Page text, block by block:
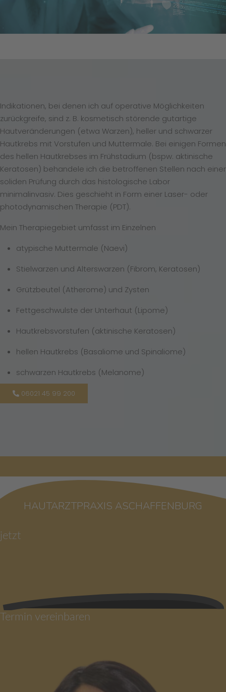
Indikationen, bei denen ich auf operative Möglichkeiten
zurückgreife, sind z. B. kosmetisch störende gutartige
Hautveränderungen (etwa Warzen), heller und schwarzer
Hautkrebs mit Vorstufen und Muttermale. Bei einigen Formen
des hellen Hautkrebses im Frühstadium (bspw. aktinische
Keratosen) behandele ich die betroffenen Stellen nach einer
soliden Prüfung durch das histologische Labor
minimalinvasiv. Dies geschieht in Form einer Laser- oder
photodynamischen Therapie (PDT).
Mein Therapiegebiet umfasst im Einzelnen
atypische Muttermale (Naevi)
Stielwarzen und Alterswarzen (Fibrom, Keratosen)
Grützbeutel (Atherome) und Zysten
Fettgeschwulste der Unterhaut (Lipome)
Hautkrebsvorstufen (aktinische Keratosen)
hellen Hautkrebs (Basaliome und Spinaliome)
schwarzen Hautkrebs (Melanome)
06021 45 99 200
HAUTARZTPRAXIS ASCHAFFENBURG
jetzt
Termin vereinbaren